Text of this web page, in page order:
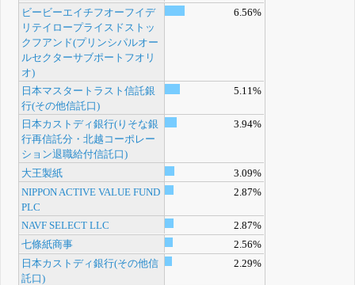
ビービーエイチフオーフイデ
リテイロープライスドストッ
クフアンド(プリンシパルオー
ルセクターサブポートフオリ
オ)
6.56%
日本マスタートラスト信託銀
行(その他信託口)
5.11%
日本カストディ銀行(りそな銀
行再信託分・北越コーポレー
ション退職給付信託口)
3.94%
大王製紙
3.09%
NIPPON ACTIVE VALUE FUND
PLC
2.87%
NAVF SELECT LLC
2.87%
七條紙商事
2.56%
日本カストディ銀行(その他信
託口)
2.29%